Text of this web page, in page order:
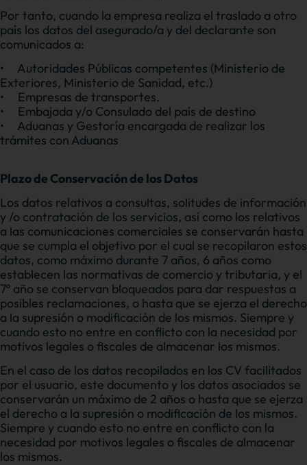
Por tanto, cuando la empresa realiza el traslado a otro
país los datos del asegurado/a y del declarante son
comunicados a:
•
Autoridades Públicas competentes (Ministerio de
Exteriores, Ministerio de Sanidad, etc.)
•
Empresas de transportes.
•
Embajada y/o Consulado del país de destino
•
Aduanas y Gestoría encargada de realizar los
trámites con Aduanas
Plazo de Conservación de los Datos
Los datos relativos a consultas, solitudes de información
y /o contratación de los servicios, así como los relativos
a las comunicaciones comerciales se conservarán hasta
que se cumpla el objetivo por el cual se recopilaron estos
datos, como máximo durante 7 años, 6 años como
establecen las normativas de comercio y tributaria, y el
7º año se conservan bloqueados para dar respuestas a
posibles reclamaciones, o hasta que se ejerza el derecho
a la supresión o modificación de los mismos. Siempre y
cuando esto no entre en conflicto con la necesidad por
motivos legales o fiscales de almacenar los mismos.
En el caso de los datos recopilados en los CV facilitados
por el usuario, este documento y los datos asociados se
conservarán un máximo de 2 años o hasta que se ejerza
el derecho a la supresión o modificación de los mismos.
Siempre y cuando esto no entre en conflicto con la
necesidad por motivos legales o fiscales de almacenar
los mismos.